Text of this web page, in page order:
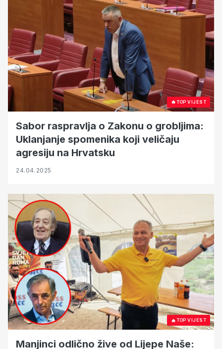
🔥TOP VIJEST
Sabor raspravlja o Zakonu o grobljima:
Uklanjanje spomenika koji veličaju
agresiju na Hrvatsku
24.04.2025
🔥TOP VIJEST
Manjinci odlično žive od Lijepe Naše: